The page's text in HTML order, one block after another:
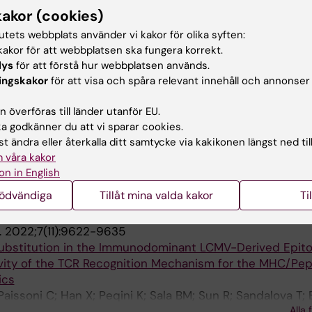
D; Agback T; Agback P; Achour A; Orekhov V
NMR ASSIGNMENTS.2022;16(2):363-371
side chain of the ligand-free monomeric human
in solution
D; Sun R; Wallerstein J; Sandalova T; Agback T;
NMR ASSIGNMENTS.2022;16(1):135-145
assignment of backbone and IVL-methyl side
NS2B protein of Dengue II virus reveals unique
Han X; Sun R; Sandalova T; Agback T; Achour A;
2022;7(11):9622-9635
in the Immunodominant LCMV-Derived
of the TCR Recognition Mechanism for the MHC/
C; Han X; Peqini K; Sala BM; Sun R; Sandalova T;
(cookies)
webbplats använder vi kakor för olika syften:
för att webbplatsen ska fungera korrekt.
för att förstå hur webbplatsen används.
för att visa och spåra relevant innehåll och
överföras till länder utanför EU.
godkänner du att vi sparar cookies.
ändra eller återkalla ditt samtycke via kakikonen längst ned
våra kakor
in English
Tillåt mina valda kakor